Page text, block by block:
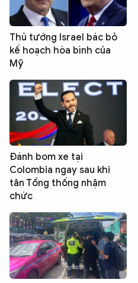
Thủ tướng Israel bác bỏ
kế hoạch hòa bình của
Mỹ
Đánh bom xe tại
Colombia ngay sau khi
tân Tổng thống nhậm
chức